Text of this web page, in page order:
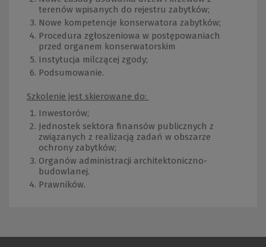
terenów wpisanych do rejestru zabytków;
Nowe kompetencje konserwatora zabytków;
Procedura zgłoszeniowa w postępowaniach
przed organem konserwatorskim
Instytucja milczącej zgody;
Podsumowanie.
Szkolenie jest skierowane do:
Inwestorów;
Jednostek sektora finansów publicznych z
związanych z realizacją zadań w obszarze
ochrony zabytków;
Organów administracji architektoniczno-
budowlanej.
Prawników.